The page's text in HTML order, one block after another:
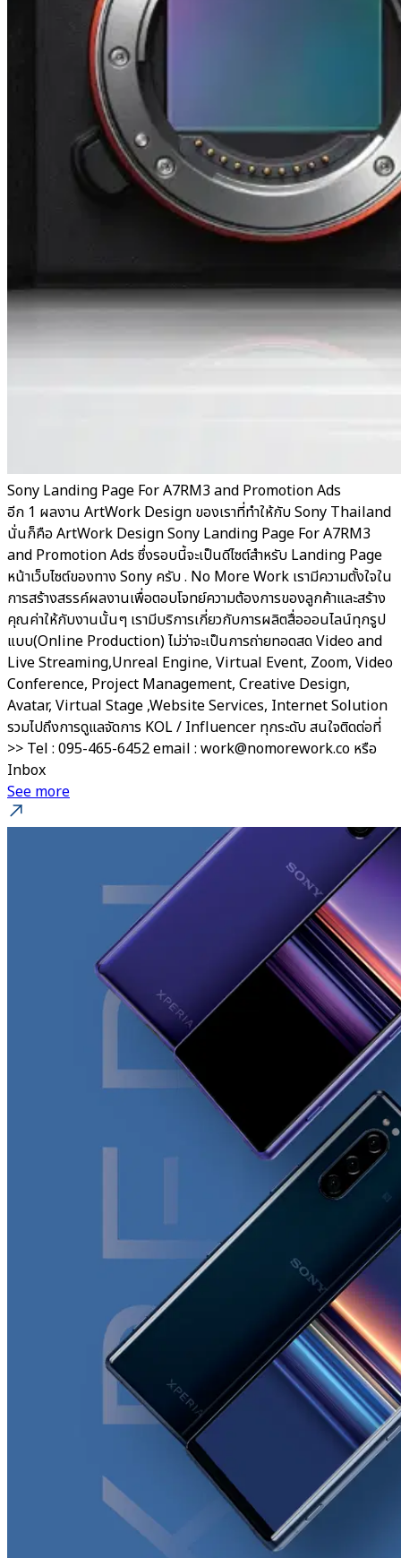
Sony Landing Page For A7RM3 and Promotion Ads
อีก 1 ผลงาน ArtWork Design ของเราที่ทำให้กับ Sony Thailand
นั่นก็คือ ArtWork Design Sony Landing Page For A7RM3
and Promotion Ads ซึ่งรอบนี้จะเป็นดีไซต์สำหรับ Landing Page
หน้าเว็บไซต์ของทาง Sony ครับ . No More Work เรามีความตั้งใจใน
การสร้างสรรค์ผลงานเพื่อตอบโจทย์ความต้องการของลูกค้าและสร้าง
คุณค่าให้กับงานนั้นๆ เรามีบริการเกี่ยวกับการผลิตสื่อออนไลน์ทุกรูป
แบบ(Online Production) ไม่ว่าจะเป็นการถ่ายทอดสด Video and
Live Streaming,Unreal Engine, Virtual Event, Zoom, Video
Conference, Project Management, Creative Design,
Avatar, Virtual Stage ,Website Services, Internet Solution
รวมไปถึงการดูแลจัดการ KOL / Influencer ทุกระดับ สนใจติดต่อที่
>> Tel : 095-465-6452 email : work@nomorework.co หรือ
Inbox
See more